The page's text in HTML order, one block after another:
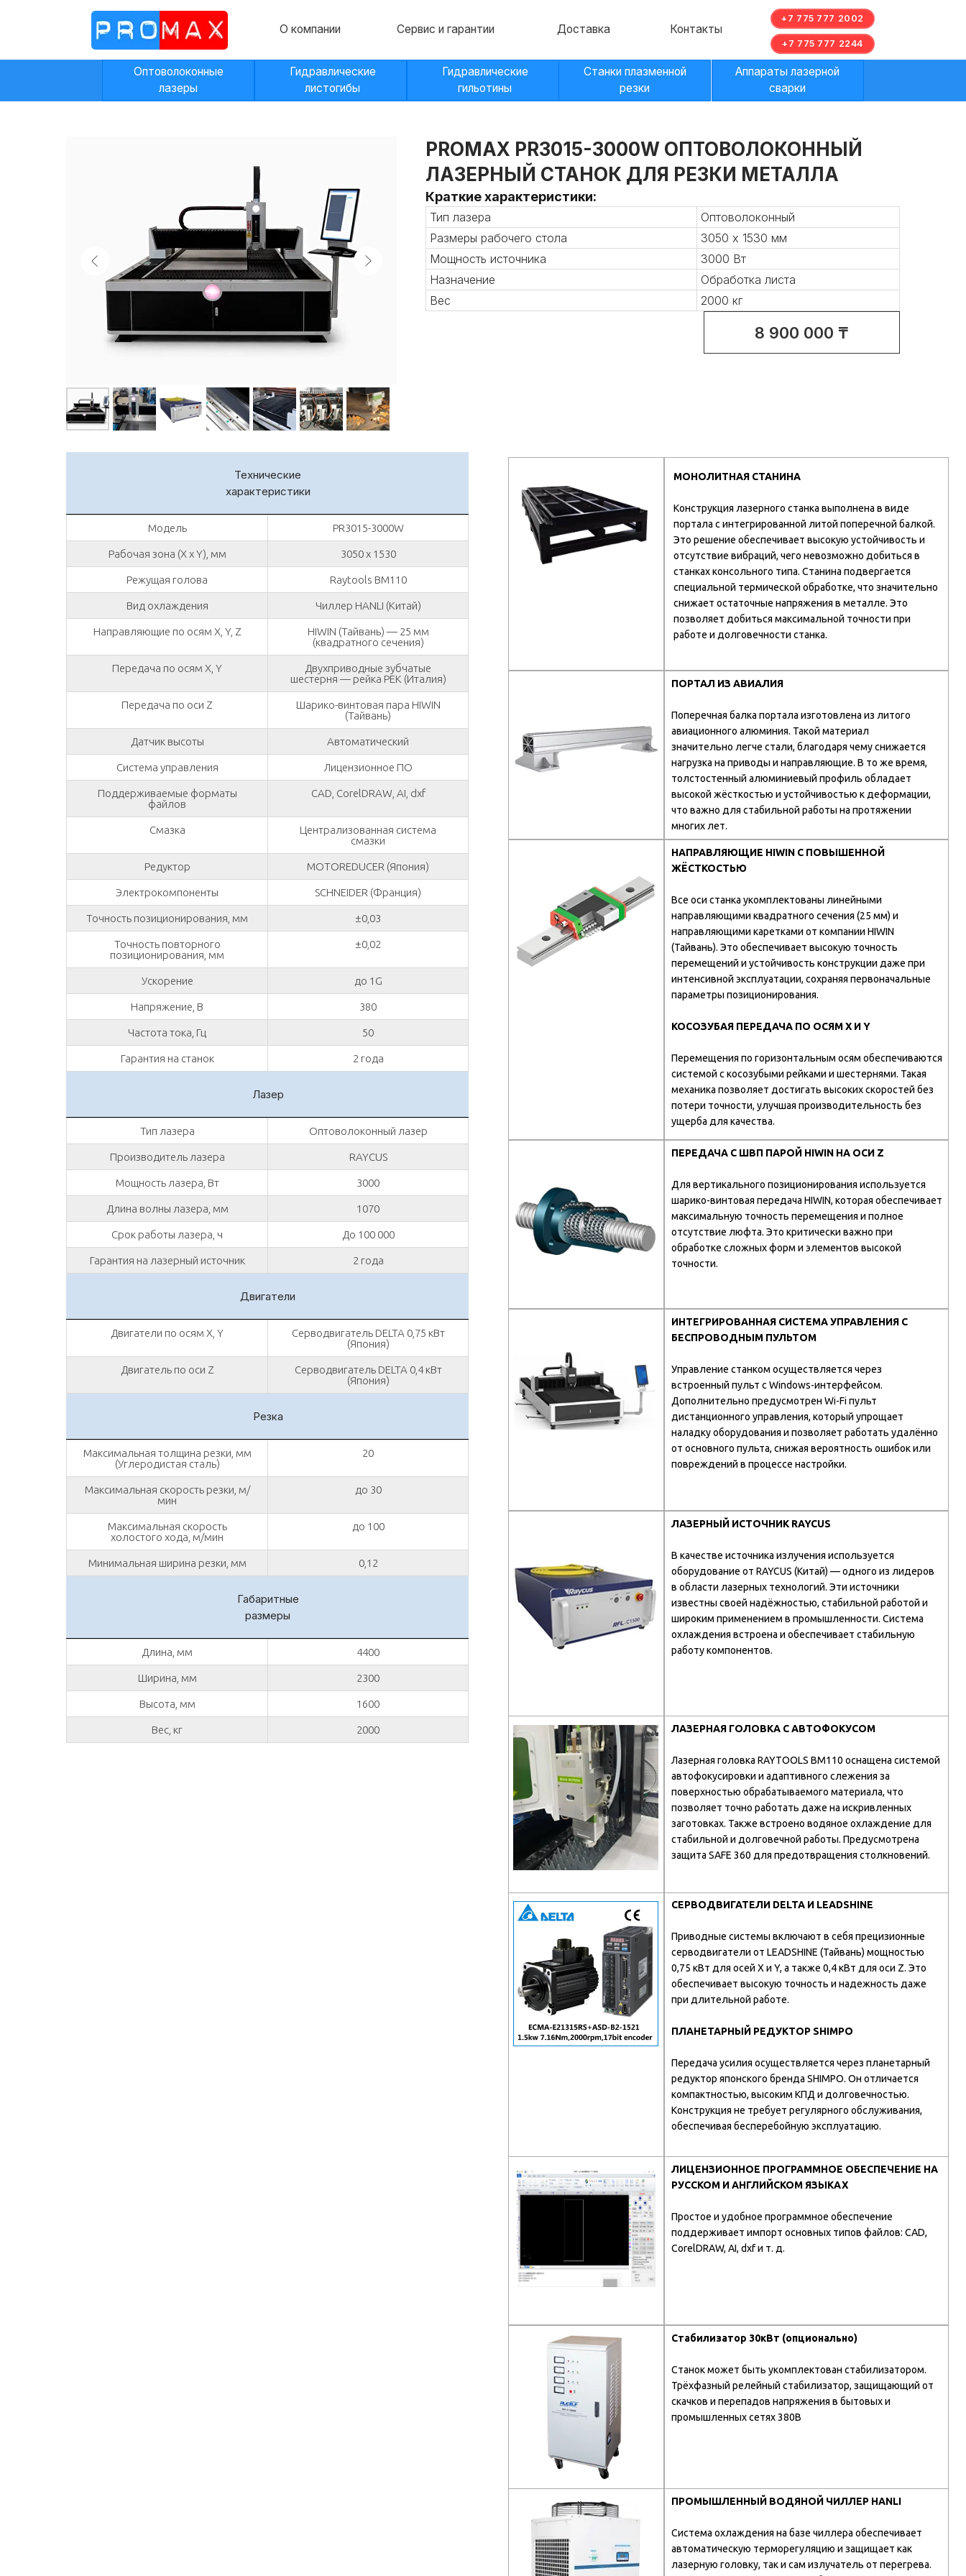
О компании Сервис и гарантии Контакты
Оптоволоконные
лазеры
Гидравлические
листогибы
Гидравлические
гильотины
Станки плазменной Аппараты лазерной
+7 775 777 2002
+7 775 777 2244
PROMAX PR3015-3000W ОПТОВОЛОКОННЫЙ
ЛАЗЕРНЫЙ СТАНОК ДЛЯ РЕЗКИ МЕТАЛЛА
Краткие характеристики:
Тип лазера
Оптоволоконный
Размеры рабочего стола
3050 х 1530 мм
Мощность источника
3000 Вт
Назначение
Обработка листа
Вес
2000 кг
8 900 000 ₸
Технические
характеристики
Модель PR3015-3000W
Рабочая зона (X x Y), мм 3050 x 1530
Режущая голова Raytools BM110
Вид охлаждения Чиллер HANLI (Китай)
Направляющие по осям X, Y, Z
HIWIN (Тайвань) — 25 мм
(квадратного сечения)
Передача по осям X, Y
Двухприводные зубчатыe
шестерня — рейка PEK (Италия)
Передача по оси Z
Шарико-винтовая пара HIWIN
(Тайвань)
Датчик высоты Автоматический
Система управления Лицензионное ПО
Поддерживаемые форматы
файлов
CAD, CorelDRAW, AI, dxf
Смазка
Централизованная система
смазки
Редуктор MOTOREDUCER (Япония)
Электрокомпоненты SCHNEIDER (Франция)
Точность позиционирования, мм ±0,03
Точность повторного
позиционирования, мм
±0,02
Ускорение до 1G
Напряжение, В 380
Частота тока, Гц 50
Гарантия на станок 2 года
Лазер
Тип лазера Оптоволоконный лазер
Производитель лазера RAYCUS
Мощность лазера, Вт 3000
Длина волны лазера, мм 1070
Срок работы лазера, ч До 100 000
Гарантия на лазерный источник 2 года
Двигатели
Двигатели по осям X, Y
Серводвигатель DELTA 0,75 кВт
(Япония)
Двигатель по оси Z
Серводвигатель DELTA 0,4 кВт
(Япония)
Резка
Максимальная толщина резки, мм
(Углеродистая сталь)
20
Максимальная скорость резки, м/
мин
до 30
Максимальная скорость
холостого хода, м/мин
до 100
Минимальная ширина резки, мм 0,12
Габаритные
размеры
Длина, мм 4400
Ширина, мм 2300
Высота, мм 1600
Вес, кг 2000
МОНОЛИТНАЯ СТАНИНА
Конструкция лазерного станка выполнена в виде
портала с интегрированной литой поперечной балкой.
Это решение обеспечивает высокую устойчивость и
отсутствие вибраций, чего невозможно добиться в
станках консольного типа. Станина подвергается
специальной термической обработке, что значительно
снижает остаточные напряжения в металле. Это
позволяет добиться максимальной точности при
работе и долговечности станка.
ПОРТАЛ ИЗ АВИАЛИЯ
Поперечная балка портала изготовлена из литого
авиационного алюминия. Такой материал
значительно легче стали, благодаря чему снижается
нагрузка на приводы и направляющие. В то же время,
толстостенный алюминиевый профиль обладает
высокой жёсткостью и устойчивостью к деформации,
что важно для стабильной работы на протяжении
многих лет.
НАПРАВЛЯЮЩИЕ HIWIN С ПОВЫШЕННОЙ
ЖЁСТКОСТЬЮ
Все оси станка укомплектованы линейными
направляющими квадратного сечения (25 мм) и
направляющими каретками от компании HIWIN
(Тайвань). Это обеспечивает высокую точность
перемещений и устойчивость конструкции даже при
интенсивной эксплуатации, сохраняя первоначальные
параметры позиционирования.
КОСОЗУБАЯ ПЕРЕДАЧА ПО ОСЯМ X И Y
Перемещения по горизонтальным осям обеспечиваются
системой с косозубыми рейками и шестернями. Такая
механика позволяет достигать высоких скоростей без
потери точности, улучшая производительность без
ущерба для качества.
ПЕРЕДАЧА С ШВП ПАРОЙ HIWIN НА ОСИ Z
Для вертикального позиционирования используется
шарико-винтовая передача HIWIN, которая обеспечивает
максимальную точность перемещения и полное
отсутствие люфта. Это критически важно при
обработке сложных форм и элементов высокой
точности.
ИНТЕГРИРОВАННАЯ СИСТЕМА УПРАВЛЕНИЯ С
БЕСПРОВОДНЫМ ПУЛЬТОМ
Управление станком осуществляется через
встроенный пульт с Windows-интерфейсом.
Дополнительно предусмотрен Wi-Fi пульт
дистанционного управления, который упрощает
наладку оборудования и позволяет работать удалённо
от основного пульта, снижая вероятность ошибок или
повреждений в процессе настройки.
ЛАЗЕРНЫЙ ИСТОЧНИК RAYCUS
В качестве источника излучения используется
оборудование от RAYCUS (Китай) — одного из лидеров
в области лазерных технологий. Эти источники
известны своей надёжностью, стабильной работой и
широким применением в промышленности. Система
охлаждения встроена и обеспечивает стабильную
работу компонентов.
ЛАЗЕРНАЯ ГОЛОВКА С АВТОФОКУСОМ
Лазерная головка RAYTOOLS BM110 оснащена системой
автофокусировки и адаптивного слежения за
поверхностью обрабатываемого материала, что
позволяет точно работать даже на искривленных
заготовках. Также встроено водяное охлаждение для
стабильной и долговечной работы. Предусмотрена
защита SAFE 360 для предотвращения столкновений.
СЕРВОДВИГАТЕЛИ DELTA И LEADSHINE
Приводные системы включают в себя прецизионные
серводвигатели от LEADSHINE (Тайвань) мощностью
0,75 кВт для осей X и Y, а также 0,4 кВт для оси Z. Это
обеспечивает высокую точность и надежность даже
при длительной работе.
ПЛАНЕТАРНЫЙ РЕДУКТОР SHIMPO
Передача усилия осуществляется через планетарный
редуктор японского бренда SHIMPO. Он отличается
компактностью, высоким КПД и долговечностью.
Конструкция не требует регулярного обслуживания,
обеспечивая бесперебойную эксплуатацию.
ЛИЦЕНЗИОННОЕ ПРОГРАММНОЕ ОБЕСПЕЧЕНИЕ НА
РУССКОМ И АНГЛИЙСКОМ ЯЗЫКАХ
Простое и удобное программное обеспечение
поддерживает импорт основных типов файлов: CAD,
CorelDRAW, AI, dxf и т. д.
Стабилизатор 30кВт (опционально)
Станок может быть укомплектован стабилизатором.
Трёхфазный релейный стабилизатор, защищающий от
скачков и перепадов напряжения в бытовых и
промышленных сетях 380В
ПРОМЫШЛЕННЫЙ ВОДЯНОЙ ЧИЛЛЕР HANLI
Система охлаждения на базе чиллера обеспечивает
автоматическую терморегуляцию и защищает как
лазерную головку, так и сам излучатель от перегрева.